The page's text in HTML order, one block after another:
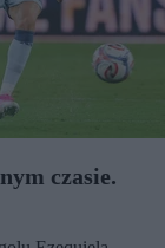
czasie.